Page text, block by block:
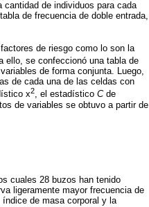
de individuos para cada
de frecuencia de doble entrada,
de riesgo como lo son la
ello, se confeccionó una tabla de
de forma conjunta. Luego,
de cada una de las celdas con
x2, el estadístico Cde
de variables se obtuvo a partir de
cuales 28 buzos han tenido
ligeramente mayor frecuencia de
de masa corporal y la